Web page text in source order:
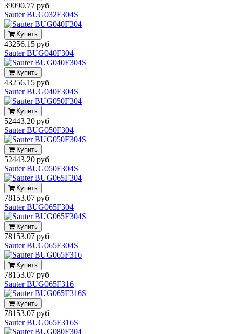
39090.77 руб
Sauter BUG032F304S
Купить
43256.15 руб
Sauter BUG040F304
Купить
43256.15 руб
Sauter BUG040F304S
Купить
52443.20 руб
Sauter BUG050F304
Купить
52443.20 руб
Sauter BUG050F304S
Купить
78153.07 руб
Sauter BUG065F304
Купить
78153.07 руб
Sauter BUG065F304S
Купить
78153.07 руб
Sauter BUG065F316
Купить
78153.07 руб
Sauter BUG065F316S